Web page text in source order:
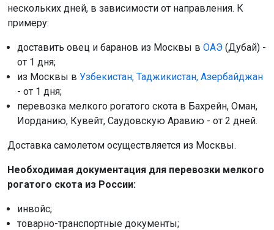
нескольких дней, в зависимости от направления. К
примеру:
доставить овец и баранов из Москвы в ОАЭ (Дубай) -
от 1 дня;
из Москвы в Узбекистан, Таджикистан, Азербайджан
- от 1 дня;
перевозка мелкого рогатого скота в Бахрейн, Оман,
Иорданию, Кувейт, Саудовскую Аравию - от 2 дней.
Доставка самолетом осуществляется из Москвы.
Необходимая документация для перевозки мелкого
рогатого скота из России:
инвойс;
товарно-транспортные документы;